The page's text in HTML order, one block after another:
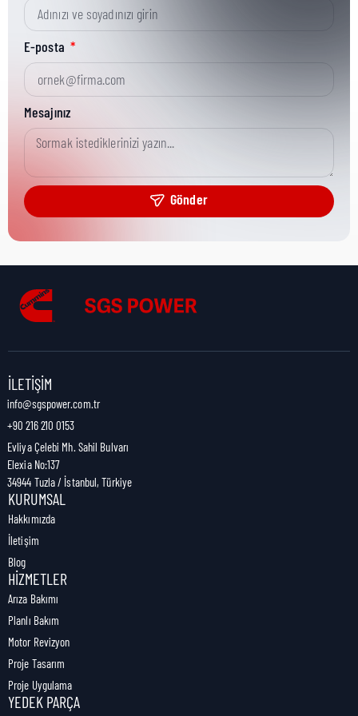
Kısa Parça No:
Ürün Grubu:
Ürün Kategorisi:
Nakliye Yüksekliği:
Nakliye Uzunluğu:
Nakliye Ağırlığı:
E-posta
Mesajınız
Gönder
İLETIŞIM
info@sgspower.com.tr
+90 216 210 0153
Evliya Çelebi Mh. Sahil Bulvarı
Elexia No:137
34944 Tuzla / İstanbul, Türkiye
KURUMSAL
Hakkımızda
İletişim
Blog
HIZMETLER
Arıza Bakımı
Planlı Bakım
Motor Revizyon
Proje Tasarım
Proje Uygulama
YEDEK PARÇA